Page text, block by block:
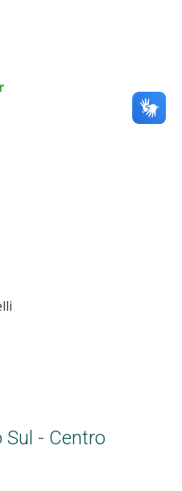
- Centro